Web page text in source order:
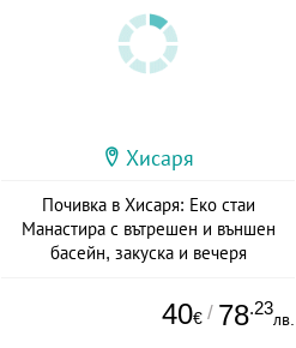
Хисаря
Почивка в Хисаря: Еко стаи
Манастира с вътрешен и външен
басейн, закуска и вечеря
40€ / 78.23
лв.